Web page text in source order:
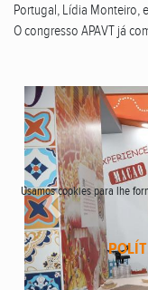
Portugal, Lídia Monteiro,
O congresso APAVT já
Anterior
Usamos cookies para lhe